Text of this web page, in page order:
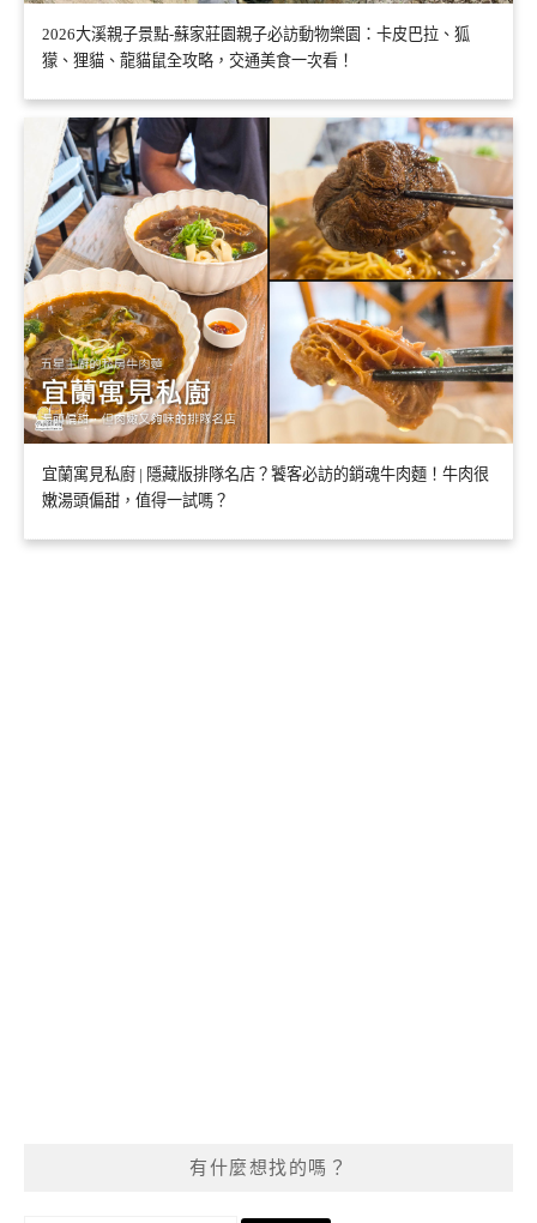
2026大溪親子景點-蘇家莊園親子必訪動物樂園：卡皮巴拉、狐
獴、狸貓、龍貓鼠全攻略，交通美食一次看！
宜蘭寓見私廚 | 隱藏版排隊名店？饕客必訪的銷魂牛肉麵！牛肉很
嫩湯頭偏甜，值得一試嗎？
有什麼想找的嗎？